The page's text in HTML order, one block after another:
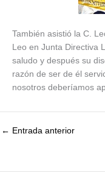
También asistió la C.
Leo en Junta Directiva
saludo y después su
razón de ser de él
nosotros deberíamos
← Entrada anterior